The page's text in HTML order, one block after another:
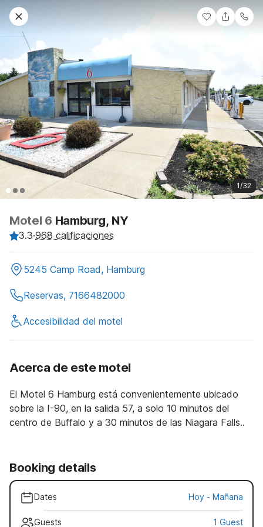
1/32
Motel 6 Hamburg, NY
3.3·968 calificaciones
5245 Camp Road, Hamburg
Reservas, 7166482000
Accesibilidad del motel
Acerca de este motel
El Motel 6 Hamburg está convenientemente ubicado
sobre la I-90, en la salida 57, a solo 10 minutos del
centro de Buffalo y a 30 minutos de las Niagara Falls..
Booking details
Dates Hoy - Mañana
Guests 1 Guest